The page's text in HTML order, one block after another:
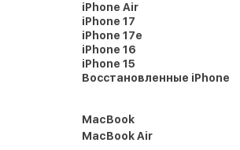
iPhone Air
iPhone 17
iPhone 17e
iPhone 16
iPhone 15
Восстановленные iPhone
MacBook
MacBook Air